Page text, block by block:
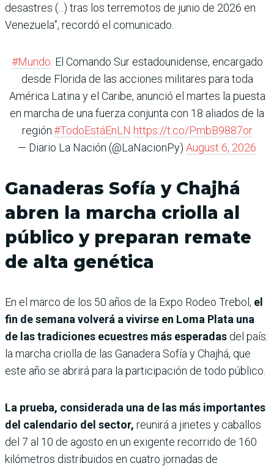
desastres (...) tras los terremotos de junio de 2026 en
Venezuela”, recordó el comunicado.
#Mundo . El Comando Sur estadounidense, encargado
desde Florida de las acciones militares para toda
América Latina y el Caribe, anunció el martes la puesta
en marcha de una fuerza conjunta con 18 aliados de la
región.#TodoEstáEnLN https://t.co/PmbB9887or
— Diario La Nación (@LaNacionPy) August 6, 2026
Ganaderas Sofía y Chajhá
abren la marcha criolla al
público y preparan remate
de alta genética
En el marco de los 50 años de la Expo Rodeo Trebol, el
fin de semana volverá a vivirse en Loma Plata una
de las tradiciones ecuestres más esperadas del país:
la marcha criolla de las Ganadera Sofía y Chajhá, que
este año se abrirá para la participación de todo público.
La prueba, considerada una de las más importantes
del calendario del sector, reunirá a jinetes y caballos
del 7 al 10 de agosto en un exigente recorrido de 160
kilómetros distribuidos en cuatro jornadas de